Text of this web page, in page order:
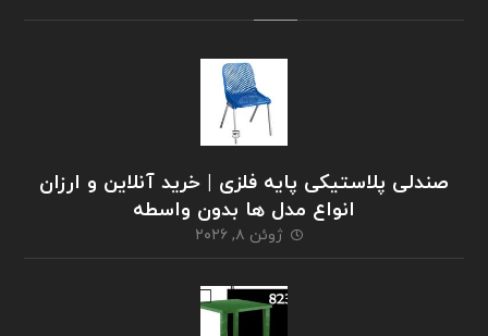
صندلی پلاستیکی پایه فلزی | خرید آنلاین و ارزان
انواع مدل ها بدون واسطه
ژوئن ۸, ۲۰۲۶